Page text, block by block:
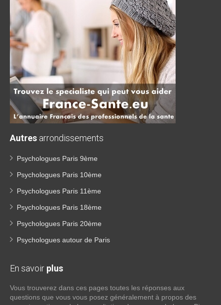
Autres arrondissements
Psychologues Paris 9ème
Psychologues Paris 10ème
Psychologues Paris 11ème
Psychologues Paris 18ème
Psychologues Paris 20ème
Psychologues autour de Paris
En savoir plus
Vous trouverez dans ces pages toutes les réponses aux
questions que vous vous posez généralement à propos des